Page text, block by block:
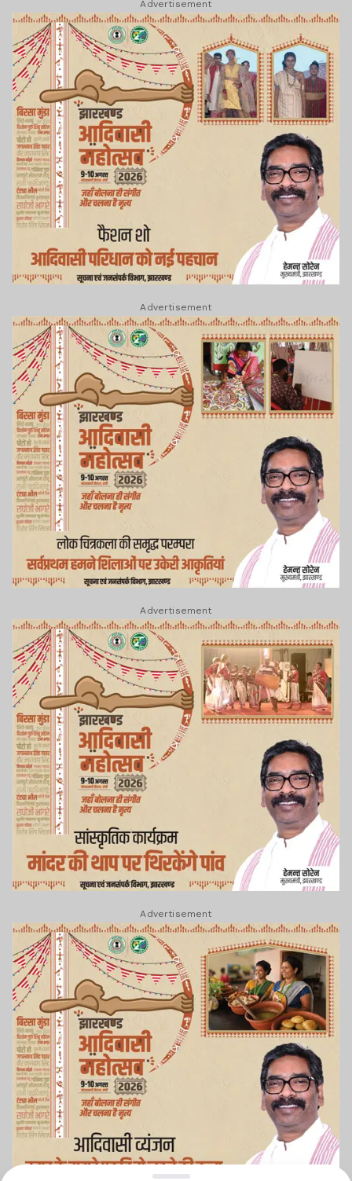
Advertisement
Advertisement
Advertisement
Advertisement